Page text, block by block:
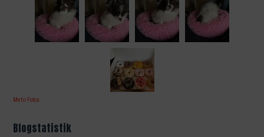
Mehr Fotos
Blogstatistik